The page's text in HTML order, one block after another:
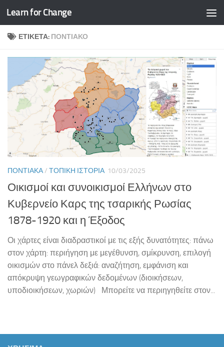
Skip to content
Learn for Change
ΕΤΙΚΈΤΑ: ΠΟΝΤΙΑΚΌ
ΠΟΝΤΙΑΚΆ/ ΤΟΠΙΚΉ ΙΣΤΟΡΊΑ 10/03/2025
Οικισμοί και συνοικισμοί Ελλήνων στο
Κυβερνείο Καρς της τσαρικής Ρωσίας
1878-1920 και η Έξοδος
Οι χάρτες είναι διαδραστικοί με τις εξής δυνατότητες: πάνω
στον χάρτη: περιήγηση με μεγέθυνση, σμίκρυνση, επιλογή
οικισμών στο πάνελ δεξιά: αναζήτηση, εμφάνιση και
απόκρυψη γεωγραφικών δεδομένων (διοικήσεων,
υποδιοικήσεων, χωριών) Μπορείτε να περιηγηθείτε στον...